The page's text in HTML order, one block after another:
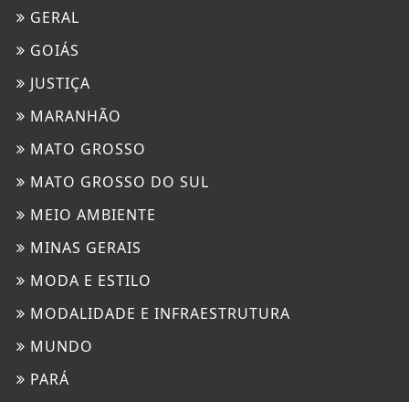
GERAL
GOIÁS
JUSTIÇA
MARANHÃO
MATO GROSSO
MATO GROSSO DO SUL
MEIO AMBIENTE
MINAS GERAIS
MODA E ESTILO
MODALIDADE E INFRAESTRUTURA
MUNDO
PARÁ